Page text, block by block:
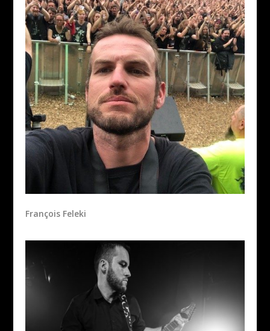
François Feleki